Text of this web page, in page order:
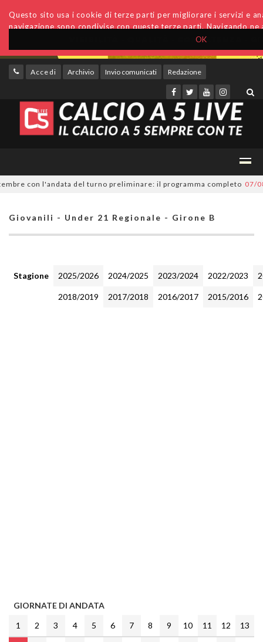
OK
Questo sito usa i cookie di terze parti per migliorare i servizi e
navigazione sono condivise con queste terze parti. Navigando
Accedi Archivio Invio comunicati Redazione
con l'andata del turno preliminare: il programma completo 07/08/
Giovanili - Under 21 Regionale - Girone B
Stagione 2025/2026 2024/2025 2023/2024 2022/2023
2018/2019 2017/2018 2016/2017 2015/2016
GIORNATE DI ANDATA
1
2 3 4 5 6 7 8 9 10 11 12 13